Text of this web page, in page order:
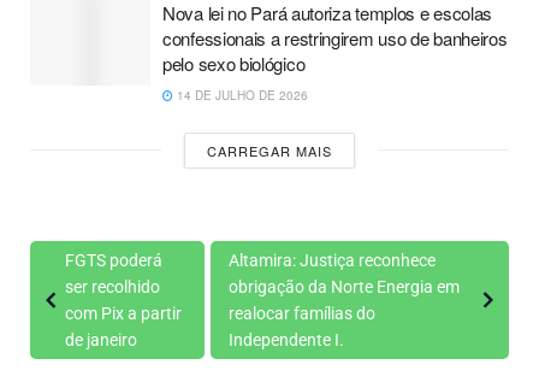
Nova lei no Pará autoriza templos e escolas
confessionais a restringirem uso de banheiros
pelo sexo biológico
14 DE JULHO DE 2026
CARREGAR MAIS
FGTS poderá
ser recolhido
com Pix a partir
de janeiro
Altamira: Justiça reconhece
obrigação da Norte Energia em
realocar famílias do
Independente I.